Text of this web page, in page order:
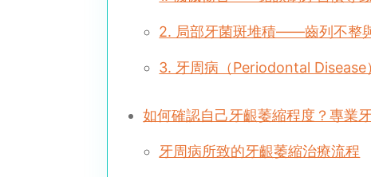
2. 局部牙菌斑堆積——齒列不整
3. 牙周病（Periodontal
如何確認自己牙齦萎縮程度？專業
牙周病所致的牙齦萎縮治療流程